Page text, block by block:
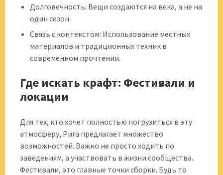
Долговечность: Вещи создаются на века, а не на
один сезон.
Связь с контекстом: Использование местных
материалов и традиционных техник в
современном прочтении.
Где искать крафт: Фестивали и
локации
Для тех, кто хочет полностью погрузиться в эту
атмосферу, Рига предлагает множество
возможностей. Важно не просто ходить по
заведениям, а участвовать в жизни сообщества.
Фестивали, это главные точки сборки. Будь то